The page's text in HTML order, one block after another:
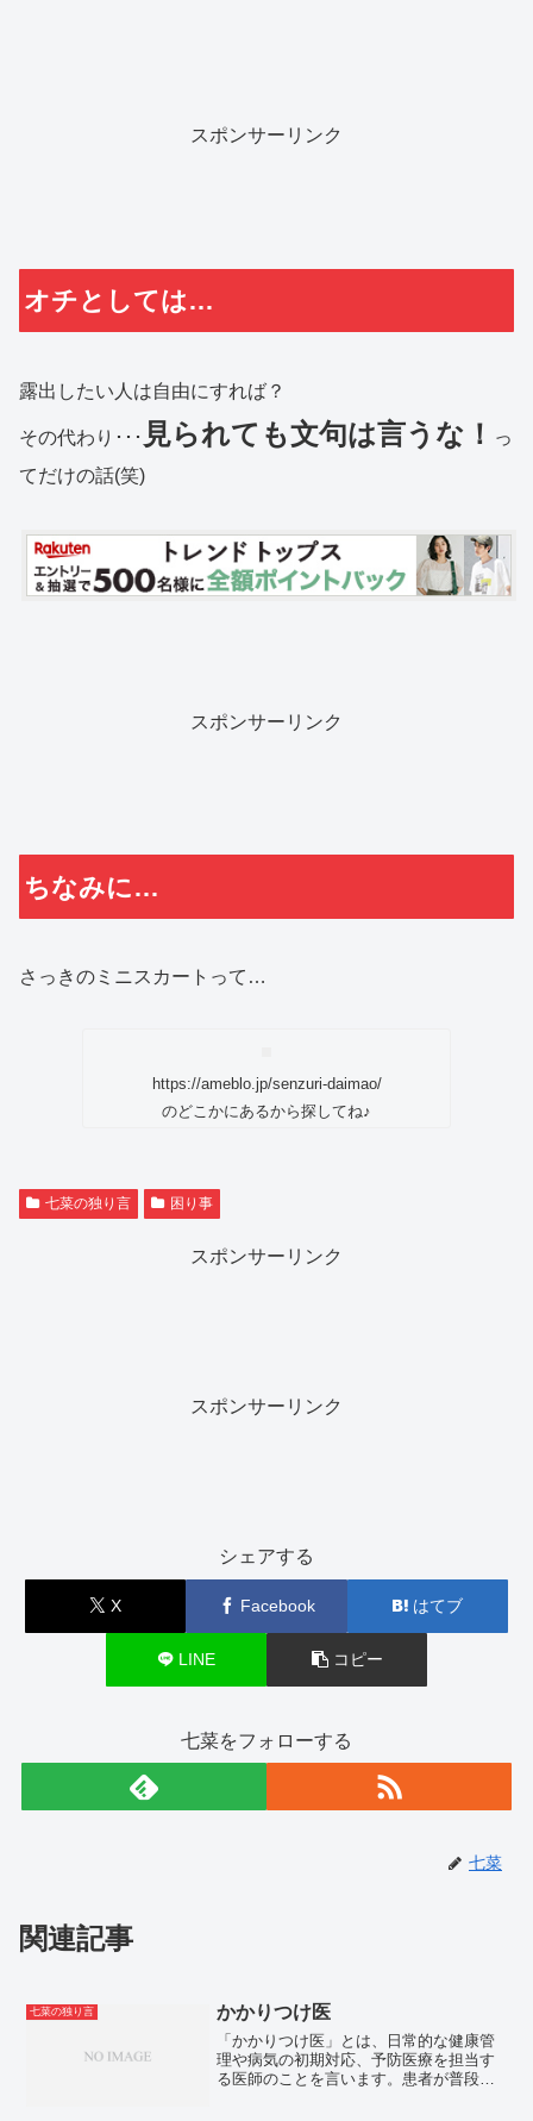
スポンサーリンク
オチとしては…
露出したい人は自由にすれば？
その代わり･･･ 見られても文句は言うな！
っ
てだけの話(笑)
スポンサーリンク
ちなみに…
さっきのミニスカートって…
https://ameblo.jp/senzuri-daimao/
のどこかにあるから探してね♪
七菜の独り言 困り事
スポンサーリンク
スポンサーリンク
シェアする
X Facebook はてブ
LINE コピー
七菜をフォローする
七菜
関連記事
七菜の独り言 かかりつけ医
「かかりつけ医」とは、日常的な健康管
理や病気の初期対応、予防医療を担当す
る医師のことを言います。患者が普段か